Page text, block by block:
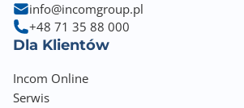
Pobór energii (tryb czuwania)
0.50 W
Tak
info@incomgroup.pl
+48 71 35 88 000
Dla Klientów
Incom Online
Serwis